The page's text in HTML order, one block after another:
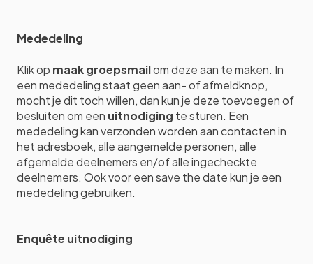
Mededeling
Klik op maak groepsmailom deze aan te maken. In
een mededeling staat geen aan- of afmeldknop,
mocht je dit toch willen, dan kun je deze toevoegen of
besluiten om een uitnodiging te sturen. Een
mededeling kan verzonden worden aan contacten in
het adresboek, alle aangemelde personen, alle
afgemelde deelnemers en/of alle ingecheckte
deelnemers. Ook voor een save the date kun je een
mededeling gebruiken.
Enquête uitnodiging